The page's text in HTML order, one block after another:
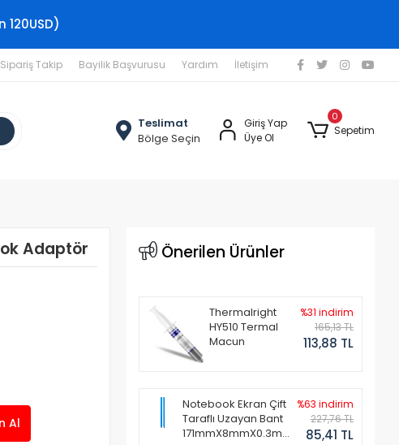
Sipariş Takip Bayilik Başvurusu Yardım İletişim
Teslimat
Bölge Seçin
Giriş Yap
Üye Ol
0
Sepetim
Adaptör
Al
Önerilen Ürünler
Thermalright
HY510 Termal
Macun
%31 indirim
165,13 TL
113,88 TL
Notebook Ekran Çift
Taraflı Uzayan Bant
171mmX8mmX0.3mm
%63 indirim
227,76 TL
85,41 TL